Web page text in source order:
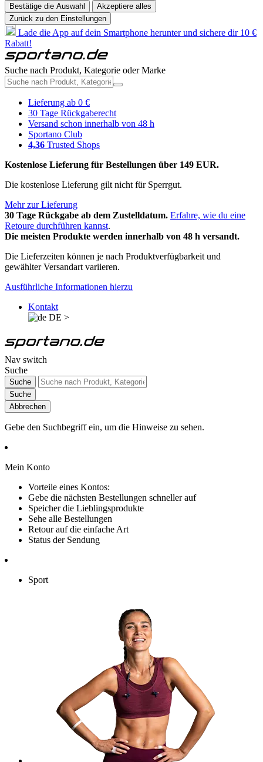
Bestätige die Auswahl
Akzeptiere alles
Zurück zu den Einstellungen
Lade die App auf dein Smartphone herunter und sichere dir 10 €
Rabatt!
Suche nach Produkt, Kategorie oder Marke
Lieferung ab 0 €
30 Tage Rückgaberecht
Versand schon innerhalb von 48 h
Sportano Club
4,36 Trusted Shops
Kostenlose Lieferung für Bestellungen über 149 EUR.
Die kostenlose Lieferung gilt nicht für Sperrgut.
Mehr zur Lieferung
30 Tage Rückgabe ab dem Zustelldatum. Erfahre, wie du eine
Retoure durchführen kannst.
Die meisten Produkte werden innerhalb von 48 h versandt.
Die Lieferzeiten können je nach Produktverfügbarkeit und
gewählter Versandart variieren.
Ausführliche Informationen hierzu
Kontakt
DE >
Nav switch
Suche
Suche
Suche
Abbrechen
Gebe den Suchbegriff ein, um die Hinweise zu sehen.
Mein Konto
Vorteile eines Kontos:
Gebe die nächsten Bestellungen schneller auf
Speicher die Lieblingsprodukte
Sehe alle Bestellungen
Retour auf die einfache Art
Status der Sendung
Sport